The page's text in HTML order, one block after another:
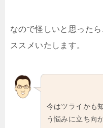
なので怪しいと思った
ススメいたします。
今はツライかも
う悩みに立ち向